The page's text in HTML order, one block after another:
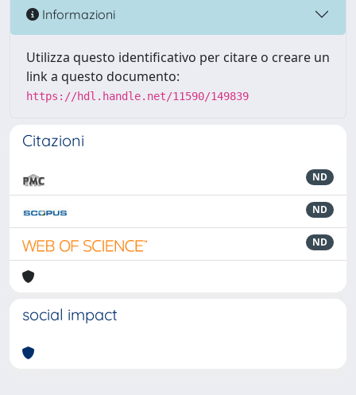
Informazioni
Utilizza questo identificativo per citare o creare un
link a questo documento:
https://hdl.handle.net/11590/149839
Citazioni
ND
ND
ND
social impact